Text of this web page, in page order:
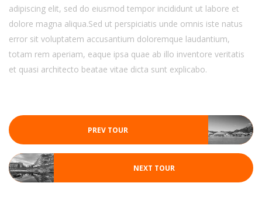
adipiscing elit, sed do eiusmod tempor incididunt ut labore et
dolore magna aliqua.Sed ut perspiciatis unde omnis iste natus
error sit voluptatem accusantium doloremque laudantium,
totam rem aperiam, eaque ipsa quae ab illo inventore veritatis
et quasi architecto beatae vitae dicta sunt explicabo.
PREV TOUR
NEXT TOUR